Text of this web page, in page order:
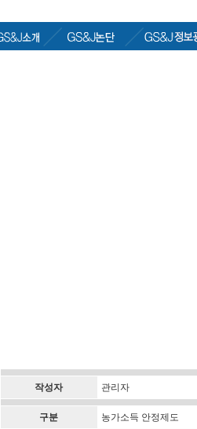
작성자 관리자
구분 농가소득 안정제도